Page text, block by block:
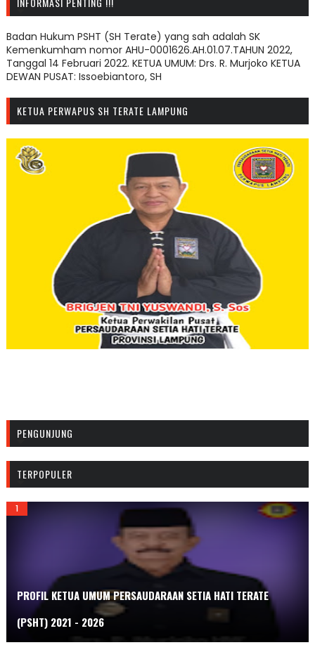
Badan Hukum PSHT (SH Terate) yang sah adalah SK
Kemenkumham nomor AHU-0001626.AH.01.07.TAHUN 2022,
Tanggal 14 Februari 2022. KETUA UMUM: Drs. R. Murjoko KETUA
DEWAN PUSAT: Issoebiantoro, SH
KETUA PERWAPUS SH TERATE LAMPUNG
PENGUNJUNG
TERPOPULER
PROFIL KETUA UMUM PERSAUDARAAN SETIA HATI TERATE
(PSHT) 2021 - 2026